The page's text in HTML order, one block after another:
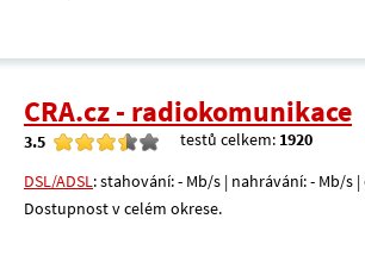
CRA.cz - radiokomunikace
3.5 testů celkem: 1920
DSL/ADSL: stahování: - Mb/s | nahrávání: - Mb/s
Dostupnost v celém okrese.